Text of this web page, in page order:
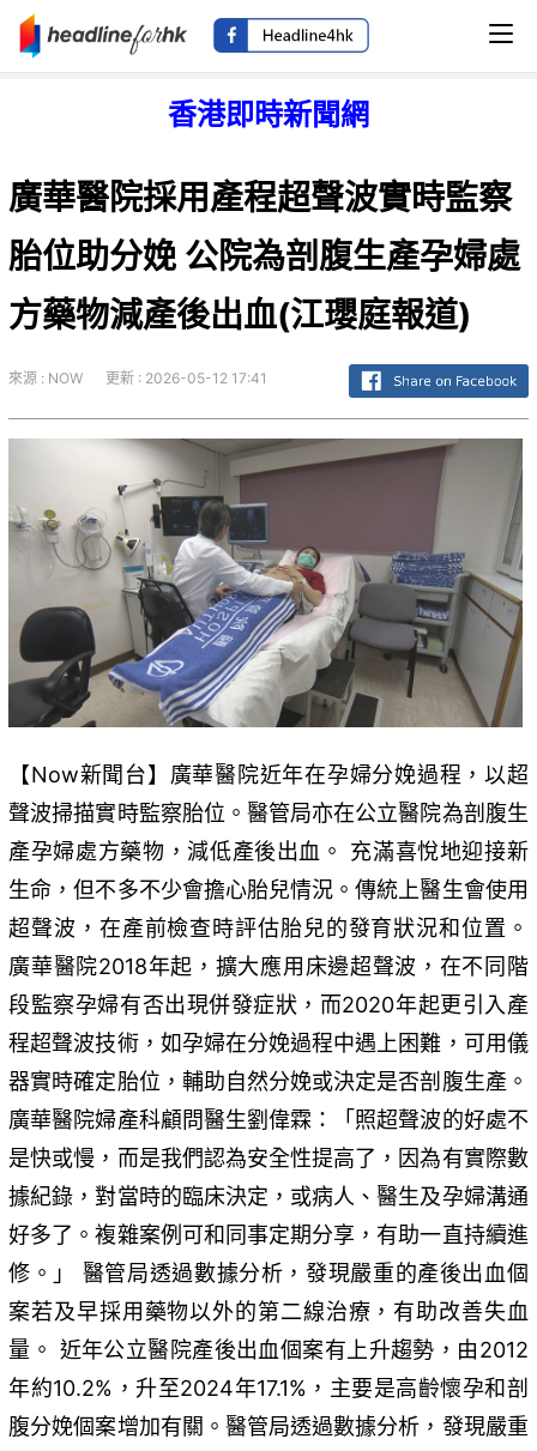
香港即時新聞網
廣華醫院採用產程超聲波實時監察
胎位助分娩 公院為剖腹生產孕婦處
方藥物減產後出血(江瓔庭報道)
來源 : NOW 更新 : 2026-05-12 17:41
【Now新聞台】廣華醫院近年在孕婦分娩過程，以超
聲波掃描實時監察胎位。醫管局亦在公立醫院為剖腹生
產孕婦處方藥物，減低產後出血。 充滿喜悅地迎接新
生命，但不多不少會擔心胎兒情況。傳統上醫生會使用
超聲波，在產前檢查時評估胎兒的發育狀況和位置。
廣華醫院2018年起，擴大應用床邊超聲波，在不同階
段監察孕婦有否出現併發症狀，而2020年起更引入產
程超聲波技術，如孕婦在分娩過程中遇上困難，可用儀
器實時確定胎位，輔助自然分娩或決定是否剖腹生產。
廣華醫院婦產科顧問醫生劉偉霖：「照超聲波的好處不
是快或慢，而是我們認為安全性提高了，因為有實際數
據紀錄，對當時的臨床決定，或病人、醫生及孕婦溝通
好多了。複雜案例可和同事定期分享，有助一直持續進
修。」 醫管局透過數據分析，發現嚴重的產後出血個
案若及早採用藥物以外的第二線治療，有助改善失血
量。 近年公立醫院產後出血個案有上升趨勢，由2012
年約10.2%，升至2024年17.1%，主要是高齡懷孕和剖
腹分娩個案增加有關。醫管局透過數據分析，發現嚴重